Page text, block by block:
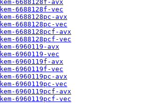
kem-6688128f-avx
kem-6688128f-vec
kem-6688128pc-avx
kem-6688128pc-vec
kem-6688128pcf-avx
kem-6688128pcf-vec
kem-6960119-avx
kem-6960119-vec
kem-6960119f-avx
kem-6960119f-vec
kem-6960119pc-avx
kem-6960119pc-vec
kem-6960119pcf-avx
kem-6960119pcf-vec